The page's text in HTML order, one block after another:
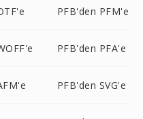
PFB'den PFM'e
PFB'den PFA'e
PFB'den SVG'e